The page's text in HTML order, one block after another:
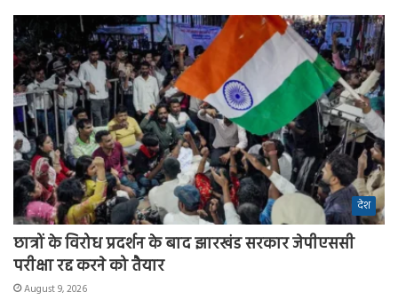
देश
छात्रों के विरोध प्रदर्शन के बाद झारखंड सरकार जेपीएससी
परीक्षा रद्द करने को तैयार
August 9, 2026